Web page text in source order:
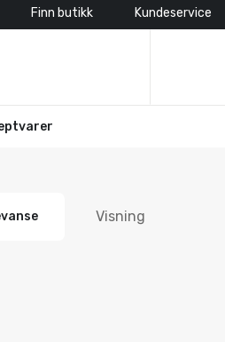
Finn butikk Kundeservice
Visning